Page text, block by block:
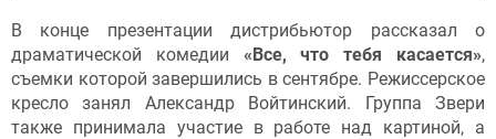
В конце презентации дистрибьютор рассказал о
драматической комедии «Все, что тебя касается»,
съемки которой завершились в сентябре. Режиссерское
кресло занял Александр Войтинский. Группа Звери
также принимала участие в работе над картиной, а